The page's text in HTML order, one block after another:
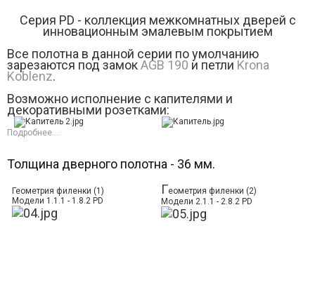
Серия РD - коллекция межкомнатных дверей с
инновационным эмалевым покрытием
Все полотна в данной серии по умолчанию
зарезаются под замокAGB 190 и петли Krona
Koblenz.
Возможно исполнение с капителями и
декоративными розетками:
Подробнее....
Толщина дверного полотна - 36 мм.
Геометрия филенки (1)
Модели 1.1.1 - 1.8.2 PD
Геометрия филенки (2)
Модели 2.1.1 - 2.8.2 PD